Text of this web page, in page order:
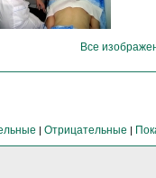
Все
| Отрицательные |